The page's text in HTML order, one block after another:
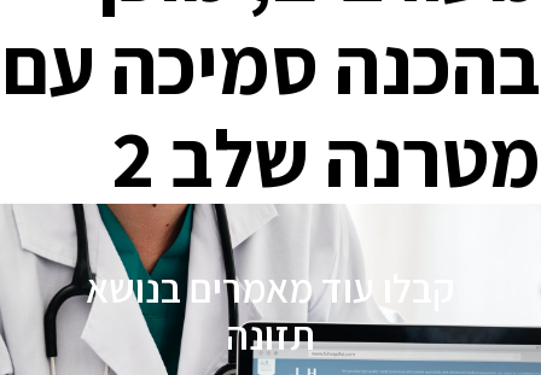
בהכנה סמיכה עם
מטרנה שלב 2
קבלו עוד מאמרים בנושא
תזונה